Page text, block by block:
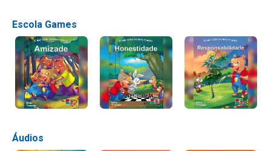
Escola Games
Áudios